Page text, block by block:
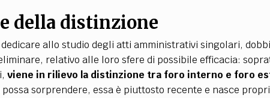
della distinzione
allo studio degli atti amministrativi singolari,
relativo alle loro sfere di possibile efficacia:
viene in rilievo la distinzione tra foro interno e foro
sorprendere, essa è piuttosto recente e nasce